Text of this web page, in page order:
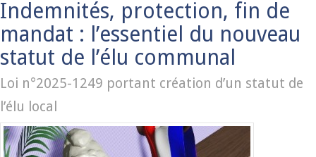
Indemnités, protection, fin de
mandat : l’essentiel du nouveau
statut de l’élu communal
Loi n°2025-1249 portant création d’un statut de
l’élu local